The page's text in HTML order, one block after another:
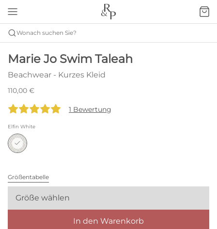
Wonach suchen Sie?
Marie Jo Swim Taleah
Beachwear - Kurzes Kleid
110,00 €
1 Bewertung
Elfin White
Größentabelle
Größe wählen
In den Warenkorb